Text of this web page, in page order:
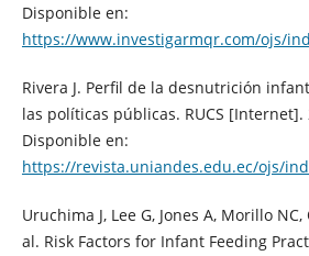
Disponible en:
https://www.investigarmqr.com/ojs/
Rivera J. Perfil de la desnutrición
las políticas públicas. RUCS [Internet].
Disponible en:
https://revista.uniandes.edu.ec/ojs/
Uruchima J, Lee G, Jones A, Morillo
al. Risk Factors for Infant Feeding